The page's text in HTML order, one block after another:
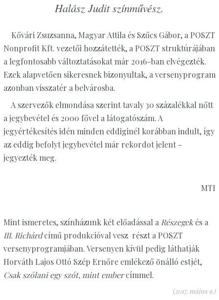
Halász Judit színművész.
Kővári Zsuzsanna, Magyar Attila és Szűcs Gábor, a POSZT
Nonprofit Kft. vezetői hozzátették, a POSZT struktúrájában
a legfontosabb változtatásokat már 2016-ban elvégezték.
Ezek alapvetően sikeresnek bizonyultak, a versenyprogram
azonban visszatér a belvárosba.
A szervezők elmondása szerint tavaly 30 százalékkal nőtt
a jegybevétel és 2000 fővel a látogatószám. A
jegyértékesítés idén minden eddiginél korábban indult, így
az eddig befolyt jegybevétel már rekordot jelent -
jegyezték meg.
MTI
Mint ismeretes, színházunk két előadással a Részegekés a
III. Richárdcímű produkcióval vesz részt a POSZT
versenyprogramjában. Versenyen kívül pedig láthatják
Horváth Lajos Ottó Szép Ernőre emlékező önálló estjét,
Csak szólani egy szót, mint embercímmel.
(2017. május 9.)